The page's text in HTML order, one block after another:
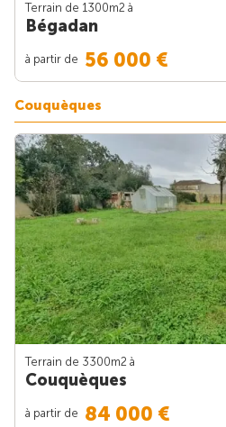
Terrain de 1300m2 à
Bégadan
à partir de 56 000 €
Couquèques
Terrain de 3300m2 à
Couquèques
à partir de 84 000 €